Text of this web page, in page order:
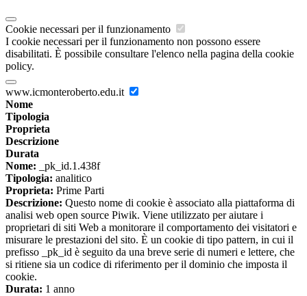
Cookie necessari per il funzionamento
I cookie necessari per il funzionamento non possono essere
disabilitati. È possibile consultare l'elenco nella pagina della cookie
policy.
www.icmonteroberto.edu.it
Nome
Tipologia
Proprieta
Descrizione
Durata
Nome: _pk_id.1.438f
Tipologia: analitico
Proprieta: Prime Parti
Descrizione: Questo nome di cookie è associato alla piattaforma di
analisi web open source Piwik. Viene utilizzato per aiutare i
proprietari di siti Web a monitorare il comportamento dei visitatori e
misurare le prestazioni del sito. È un cookie di tipo pattern, in cui il
prefisso _pk_id è seguito da una breve serie di numeri e lettere, che
si ritiene sia un codice di riferimento per il dominio che imposta il
cookie.
Durata: 1 anno